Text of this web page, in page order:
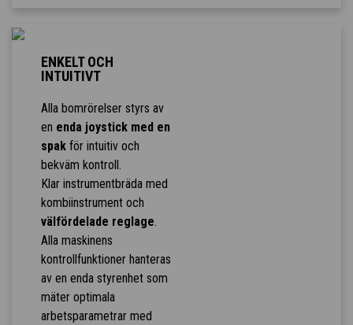
ENKELT OCH
INTUITIVT
Alla bomrörelser styrs av
en enda joystick med en
spakför intuitiv och
bekväm kontroll.
Klar instrumentbräda med
kombiinstrument och
välfördelade reglage.
Alla maskinens
kontrollfunktioner hanteras
av en enda styrenhet som
mäter optimala
arbetsparametrar med